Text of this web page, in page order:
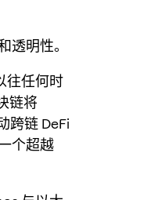
明性。
往任何时
链将
跨链 DeFi
个超越